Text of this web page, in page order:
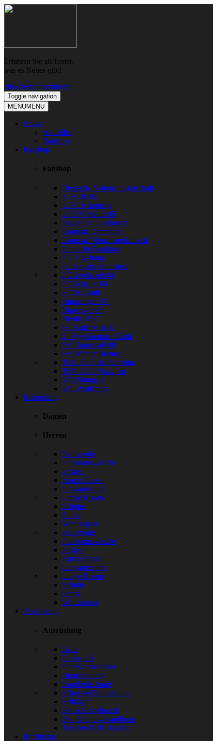
Skip
Skip
Erfahren Sie als Erster,
was es Neues gibt!
Newsletter abonnieren
Toggle navigation
MENUMENU
News
Aktuelles
Ratgeber
Fanshop
Fanshop
Deutsche Nationalmannschaft
1. FC Köln
1. FC Nürnberg
1. FSV Mainz 05
Bayer 04 Leverkusen
Borussia Dortmund
Borussia Mönchengladbach
Eintracht Frankfurt
FC Augsburg
FC Bayern München
FC Ingolstadt 04
FC Schalke 04
FC St. Pauli
Hamburger SV
Hannover 96
Hertha BSC
SC Paderborn 07
SpVgg Greuther Fürth
SV Darmstadt 98
SV Werder Bremen
TSG 1899 Hoffenheim
TSV 1860 München
VfB Stuttgart
VfL Wolfsburg
Bekleidung
Damen
Herren
Bademode
Funktionswäsche
Jacken
Kurze Hosen
Langarmshirts
Lange Hosen
Schuhe
Shirts
Wintersport
Bademode
Funktionswäsche
Jacken
Kurze Hosen
Langarmshirts
Lange Hosen
Schuhe
Shirts
Wintersport
Ausrüstung
Ausrüstung
Bälle
Elektronik
Fitnessarmbänder
Hometraining
Kopfbedeckung
Schals & Handschuhe
Schläger
Ski & Snowboard
Ski- & Snowboardboots
Taschen & Rucksäcke
Ernährung